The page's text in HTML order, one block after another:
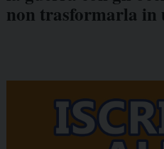
non trasformarla in